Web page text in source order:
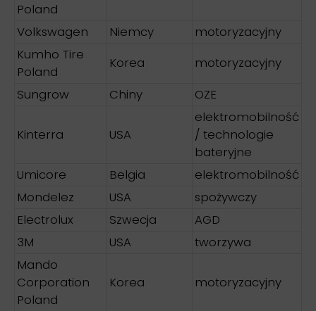
Poland
Volkswagen Niemcy
motoryzacyjny
Kumho Tire
Poland
Korea
motoryzacyjny
Sungrow
Chiny OZE
Kinterra USA
elektromobilność
/ technologie
bateryjne
Umicore
Belgia
elektromobilność
Mondelez
USA
spożywczy
Electrolux
Szwecja
AGD
3M
USA
tworzywa
Mando
Corporation
Poland
Korea motoryzacyjny